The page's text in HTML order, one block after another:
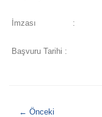
İmzası :
Başvuru Tarihi :
← Önceki